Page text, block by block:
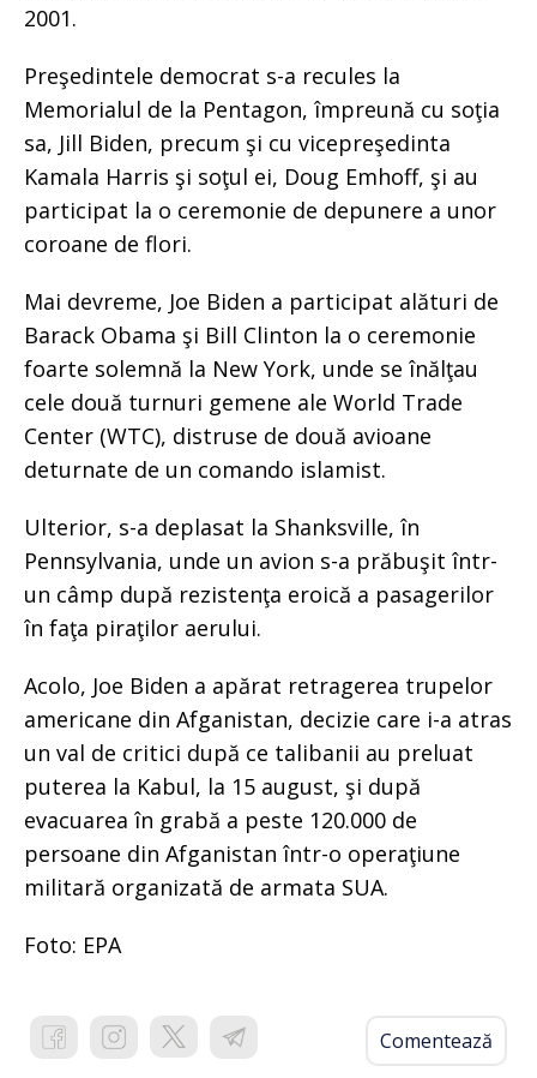
2001.
Preşedintele democrat s-a recules la
Memorialul de la Pentagon, împreună cu soţia
sa, Jill Biden, precum şi cu vicepreşedinta
Kamala Harris şi soţul ei, Doug Emhoff, şi au
participat la o ceremonie de depunere a unor
coroane de flori.
Mai devreme, Joe Biden a participat alături de
Barack Obama şi Bill Clinton la o ceremonie
foarte solemnă la New York, unde se înălţau
cele două turnuri gemene ale World Trade
Center (WTC), distruse de două avioane
deturnate de un comando islamist.
Ulterior, s-a deplasat la Shanksville, în
Pennsylvania, unde un avion s-a prăbuşit într-
un câmp după rezistenţa eroică a pasagerilor
în faţa piraţilor aerului.
Acolo, Joe Biden a apărat retragerea trupelor
americane din Afganistan, decizie care i-a atras
un val de critici după ce talibanii au preluat
puterea la Kabul, la 15 august, şi după
evacuarea în grabă a peste 120.000 de
persoane din Afganistan într-o operaţiune
militară organizată de armata SUA.
Foto: EPA
Comentează